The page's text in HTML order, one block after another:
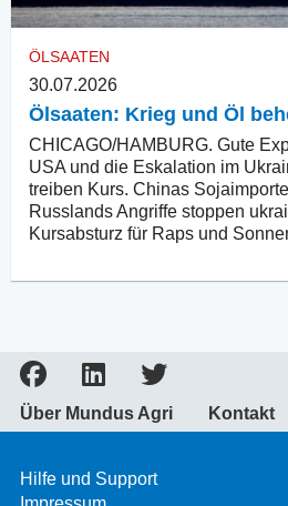
ÖLSAATEN
30.07.2026
Ölsaaten: Krieg und Öl
CHICAGO/HAMBURG. Gute
USA und die Eskalation im
treiben Kurs. Chinas
Russlands Angriffe stoppen
Kursabsturz für Raps und
Über Mundus Agri Kontakt
Hilfe und Support